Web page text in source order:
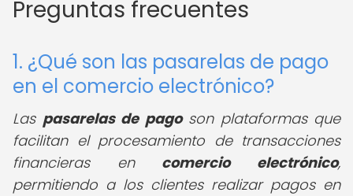
Preguntas frecuentes
1. ¿Qué son las pasarelas de pago
en el comercio electrónico?
Las pasarelas de pagoson plataformas que
facilitan el procesamiento de transacciones
financieras en comercio electrónico,
permitiendo a los clientes realizar pagos en